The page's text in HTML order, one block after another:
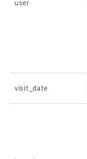
user
visit_date